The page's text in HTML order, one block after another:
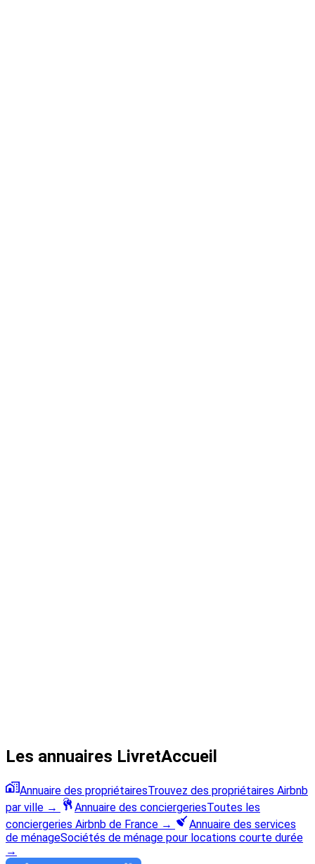
Les annuaires LivretAccueil
Annuaire des propriétairesTrouvez des propriétaires Airbnb
par ville → Annuaire des conciergeriesToutes les
conciergeries Airbnb de France →
Annuaire des services
de ménageSociétés de ménage pour locations courte durée
→